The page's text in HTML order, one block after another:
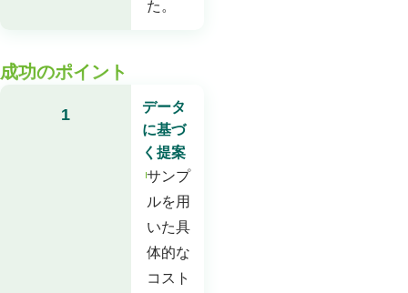
た。
成功のポイント
1
データ
に基づ
く提案
サンプ
ルを用
いた具
体的な
コスト